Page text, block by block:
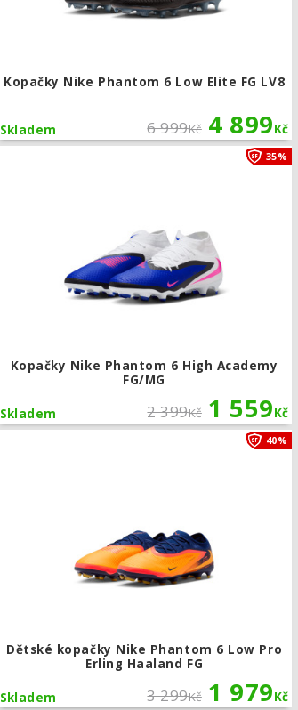
Kopačky Nike Phantom 6 Low Elite FG LV8
6 999Kč 4 899Kč
Skladem
Kopačky Nike Phantom 6 High Academy
FG/MG
2 399Kč 1 559Kč
Skladem
35%
Dětské kopačky Nike Phantom 6 Low Pro
Erling Haaland FG
3 299Kč 1 979Kč
Skladem
40%